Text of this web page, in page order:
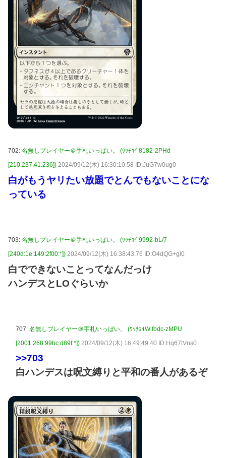
702: 名無しプレイヤー＠手札いっぱい。 (ﾜｯﾁｮｲ 8182-2PHd
[210.237.41.236]) 2024/09/12(木) 16:30:10.58 ID:JuG7w0ug0
白がもうヤリたい放題でとんでもないことにな
っている
703: 名無しプレイヤー＠手札いっぱい。 (ﾜｯﾁｮｲ 9992-bL/7
[240d:1e:149:2f00:*]) 2024/09/12(木) 16:38:43.76 ID:O4dQG+gl0
白でできないことってなんだっけ
ハンデスとLOぐらいか
707: 名無しプレイヤー＠手札いっぱい。 (ﾜｯﾁｮｲW fbdc-zMPU
[2001:268:99bc:d89f:*]) 2024/09/12(木) 16:49:49.40 ID:Hq67tVns0
>>703
白ハンデスは呪文縛りと平和の番人があるぞ